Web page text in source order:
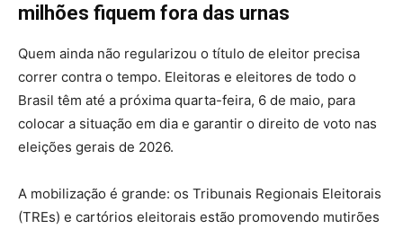
milhões fiquem fora das urnas
Quem ainda não regularizou o título de eleitor precisa
correr contra o tempo. Eleitoras e eleitores de todo o
Brasil têm até a próxima quarta-feira, 6 de maio, para
colocar a situação em dia e garantir o direito de voto nas
eleições gerais de 2026.
A mobilização é grande: os Tribunais Regionais Eleitorais
(TREs) e cartórios eleitorais estão promovendo mutirões